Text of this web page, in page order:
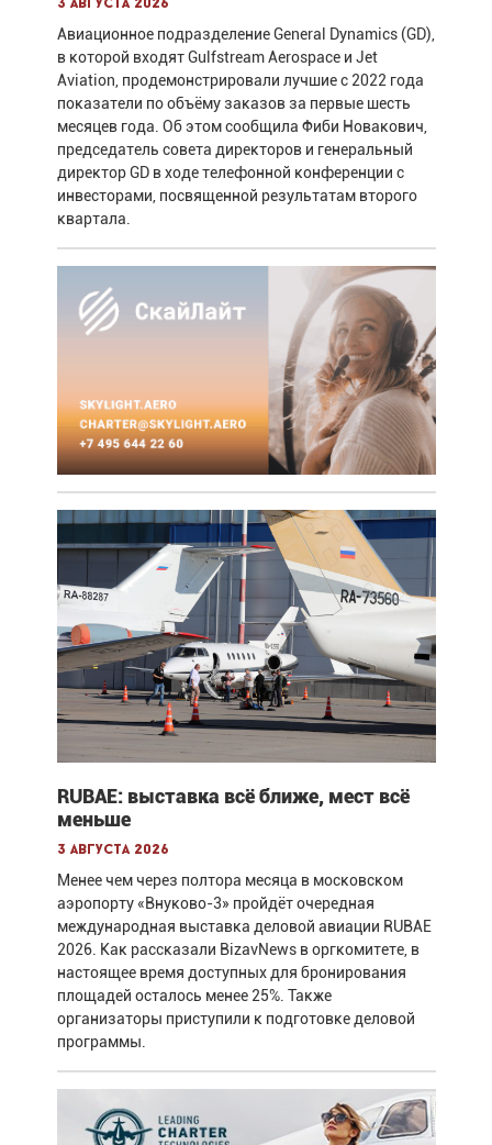
3 августа 2026
Авиационное подразделение General Dynamics (GD),
в которой входят Gulfstream Aerospace и Jet
Aviation, продемонстрировали лучшие с 2022 года
показатели по объёму заказов за первые шесть
месяцев года. Об этом сообщила Фиби Новакович,
председатель совета директоров и генеральный
директор GD в ходе телефонной конференции с
инвесторами, посвященной результатам второго
квартала.
RUBAE: выставка всё ближе, мест всё
меньше
3 августа 2026
Менее чем через полтора месяца в московском
аэропорту «Внуково-3» пройдёт очередная
международная выставка деловой авиации RUBAE
2026. Как рассказали BizavNews в оргкомитете, в
настоящее время доступных для бронирования
площадей осталось менее 25%. Также
организаторы приступили к подготовке деловой
программы.